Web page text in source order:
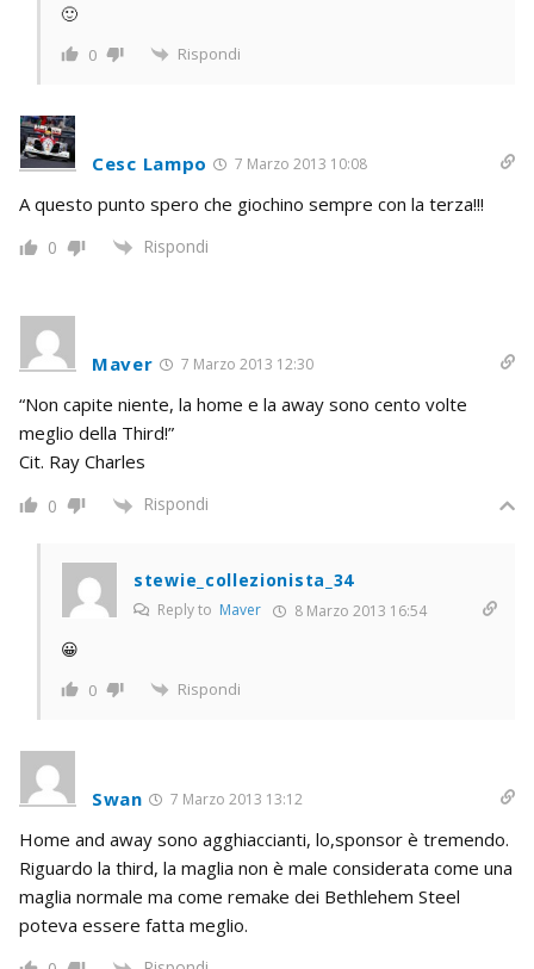
🙂
0 Rispondi
Cesc Lampo 7 Marzo 2013 10:08
A questo punto spero che giochino sempre con la terza!!!
0 Rispondi
Maver 7 Marzo 2013 12:30
“Non capite niente, la home e la away sono cento volte
meglio della Third!”
Cit. Ray Charles
0 Rispondi
stewie_collezionista_34
Reply to Maver 8 Marzo 2013 16:54
😀
0 Rispondi
Swan 7 Marzo 2013 13:12
Home and away sono agghiaccianti, lo,sponsor è tremendo.
Riguardo la third, la maglia non è male considerata come una
maglia normale ma come remake dei Bethlehem Steel
poteva essere fatta meglio.